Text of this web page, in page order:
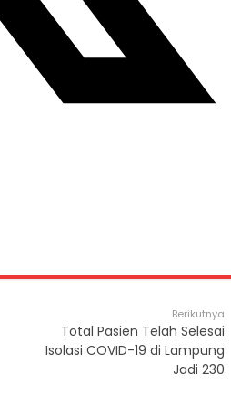
Berikutnya
Total Pasien Telah Selesai
Isolasi COVID-19 di Lampung
Jadi 230